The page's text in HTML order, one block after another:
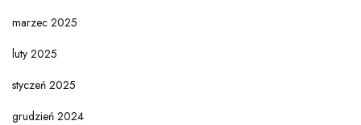
marzec 2025
luty 2025
styczeń 2025
grudzień 2024